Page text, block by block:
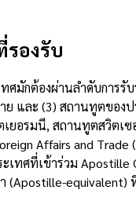
องรับ
มักต้องผ่านลำดับการรั
และ (3) สถานทูตขอ
ยอรมนี, สถานทูตสวิต
Affairs and
เทศที่เข้าร่วม
equivalent)